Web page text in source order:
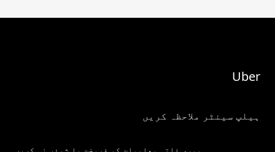
Uber
ہیلپ سینٹر ملاحظہ کریں